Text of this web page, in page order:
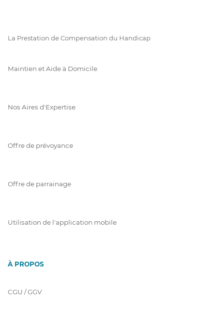
La Prestation de Compensation du Handicap
Maintien et Aide à Domicile
Nos Aires d'Expertise
Offre de prévoyance
Offre de parrainage
Utilisation de l'application mobile
À PROPOS
CGU / GGV